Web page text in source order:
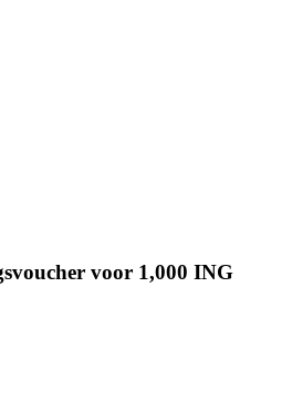
voor 1,000 ING